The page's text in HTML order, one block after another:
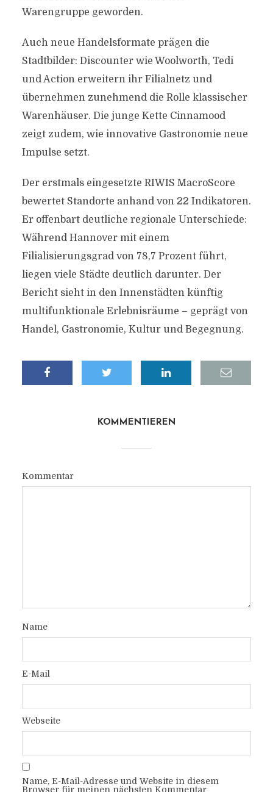
Warengruppe geworden.
Auch neue Handelsformate prägen die
Stadtbilder: Discounter wie Woolworth, Tedi
und Action erweitern ihr Filialnetz und
übernehmen zunehmend die Rolle klassischer
Warenhäuser. Die junge Kette Cinnamood
zeigt zudem, wie innovative Gastronomie neue
Impulse setzt.
Der erstmals eingesetzte RIWIS MacroScore
bewertet Standorte anhand von 22 Indikatoren.
Er offenbart deutliche regionale Unterschiede:
Während Hannover mit einem
Filialisierungsgrad von 78,7 Prozent führt,
liegen viele Städte deutlich darunter. Der
Bericht sieht in den Innenstädten künftig
multifunktionale Erlebnisräume – geprägt von
Handel, Gastronomie, Kultur und Begegnung.
KOMMENTIEREN
Kommentar
Name
E-Mail
Webseite
Name, E-Mail-Adresse und Website in diesem
Browser für meinen nächsten Kommentar